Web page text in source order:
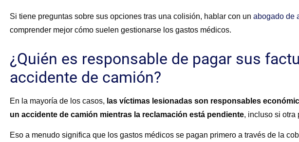
Si tiene preguntas sobre sus opciones tras una colisión, hablar con un abogado de
comprender mejor cómo suelen gestionarse los gastos médicos.
¿Quién es responsable de pagar sus
accidente de camión?
En la mayoría de los casos, las víctimas lesionadas son responsables
un accidente de camión mientras la reclamación está pendiente, incluso si otra
Eso a menudo significa que los gastos médicos se pagan primero a través de la